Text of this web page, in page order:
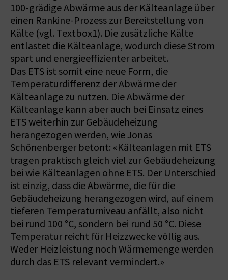
100-grädige Abwärme aus der Kälteanlage über
einen Rankine-Prozess zur Bereitstellung von
Kälte (vgl. Textbox1). Die zusätzliche Kälte
entlastet die Kälteanlage, wodurch diese Strom
spart und energieeffizienter arbeitet.
Das ETS ist somit eine neue Form, die
Temperaturdifferenz der Abwärme der
Kälteanlage zu nutzen. Die Abwärme der
Kälteanlage kann aber auch bei Einsatz eines
ETS weiterhin zur Gebäudeheizung
herangezogen werden, wie Jonas
Schönenberger betont: «Kälteanlagen mit ETS
tragen praktisch gleich viel zur Gebäudeheizung
bei wie Kälteanlagen ohne ETS. Der Unterschied
ist einzig, dass die Abwärme, die für die
Gebäudeheizung herangezogen wird, auf einem
tieferen Temperaturniveau anfällt, also nicht
bei rund 100 °C, sondern bei rund 50 °C. Diese
Temperatur reicht für Heizzwecke völlig aus.
Weder Heizleistung noch Wärmemenge werden
durch das ETS relevant vermindert.»